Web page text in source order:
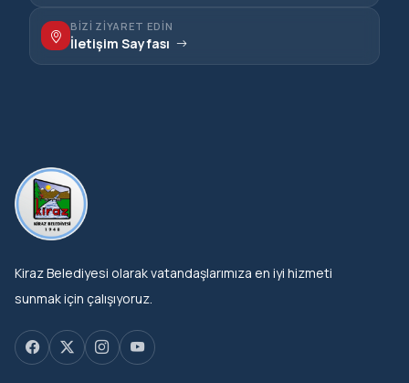
BIZI ZIYARET EDIN
İletişim Sayfası
Kiraz Belediyesi olarak vatandaşlarımıza en iyi hizmeti
sunmak için çalışıyoruz.